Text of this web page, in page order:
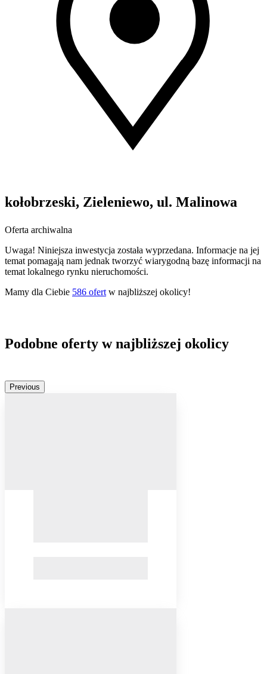
kołobrzeski, Zieleniewo, ul. Malinowa
Oferta archiwalna
Uwaga! Niniejsza inwestycja została wyprzedana. Informacje na jej
temat pomagają nam jednak tworzyć wiarygodną bazę informacji na
temat lokalnego rynku nieruchomości.
Mamy dla Ciebie 586 ofert w najbliższej okolicy!
Podobne oferty w najbliższej okolicy
Previous